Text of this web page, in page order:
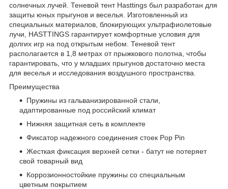
солнечных лучей. Теневой тент Hasttings был разработан для
защиты юных прыгунов и веселья. Изготовленный из
специальных материалов, блокирующих ультрафиолетовые
лучи, HASTTINGS гарантирует комфортные условия для
долгих игр на под открытым небом. Теневой тент
располагается в 1,8 метрах от прыжкового полотна, чтобы
гарантировать, что у младших прыгунов достаточно места
для веселья и исследования воздушного пространства.
Преимущества
Пружины из гальванизированной стали,
адаптированные под российский климат
Нижняя защитная сеть в комплекте
Фиксатор надежного соединения стоек Pop Pin
Жесткая фиксация верхней сетки - батут не потеряет
свой товарный вид
Коррозионностойкие пружины со специальным
цветным покрытием